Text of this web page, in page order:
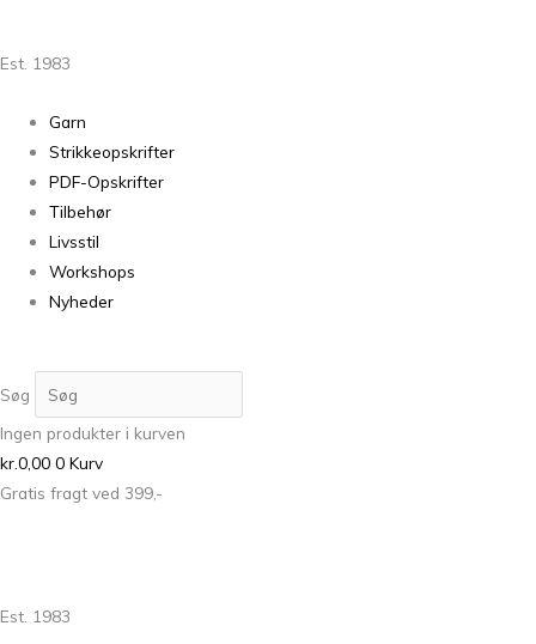
Est. 1983
Garn
Strikkeopskrifter
PDF-Opskrifter
Tilbehør
Livsstil
Workshops
Nyheder
Søg
Ingen produkter i kurven
kr.0,00 0 Kurv
Gratis fragt ved 399,-
Est. 1983